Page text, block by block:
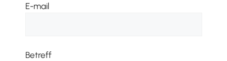
E-mail
Betreff